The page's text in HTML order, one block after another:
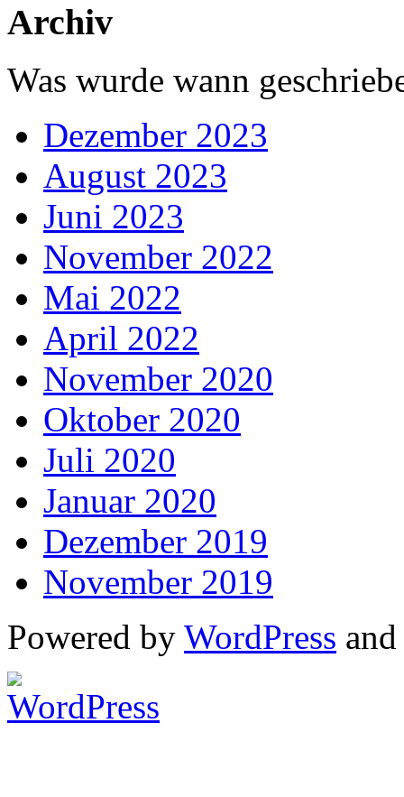
Archiv
Was wurde wann
Dezember 2023
August 2023
Juni 2023
November 2022
Mai 2022
April 2022
November 2020
Oktober 2020
Juli 2020
Januar 2020
Dezember 2019
November 2019
Powered by WordPress